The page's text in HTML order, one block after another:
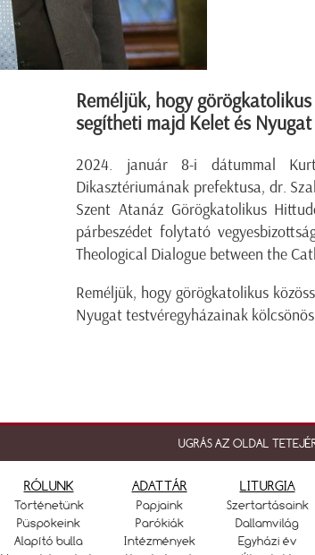
Reméljük, hogy
segítheti majd Kelet és
2024. január 8-i dátummal
Dikasztériumának prefektusa, dr.
Szent Atanáz Görögkatolikus
párbeszédet folytató
Theological Dialogue between the
Reméljük, hogy görögkatolikus
Nyugat testvéregyházainak
UGRÁS AZ OLDAL
RÓLUNK
Történetünk
Püspökeink
Alapító bulla
ADATTÁR
Papjaink
Parókiák
Intézmények
LITURGIA
Szertartásaink
Dallamvilág
Egyházi év